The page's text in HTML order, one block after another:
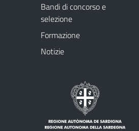
Bandi di concorso e
selezione
Formazione
Notizie